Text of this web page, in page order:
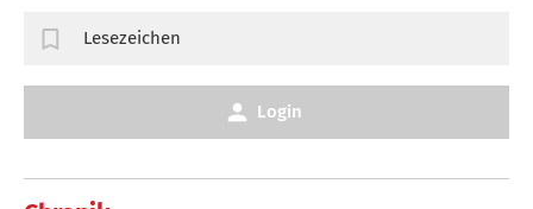
Lesezeichen
Login